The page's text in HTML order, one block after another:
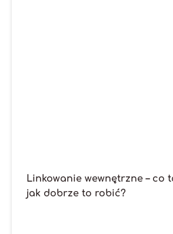
Linkowanie wewnętrzne – co
jak dobrze to robić?